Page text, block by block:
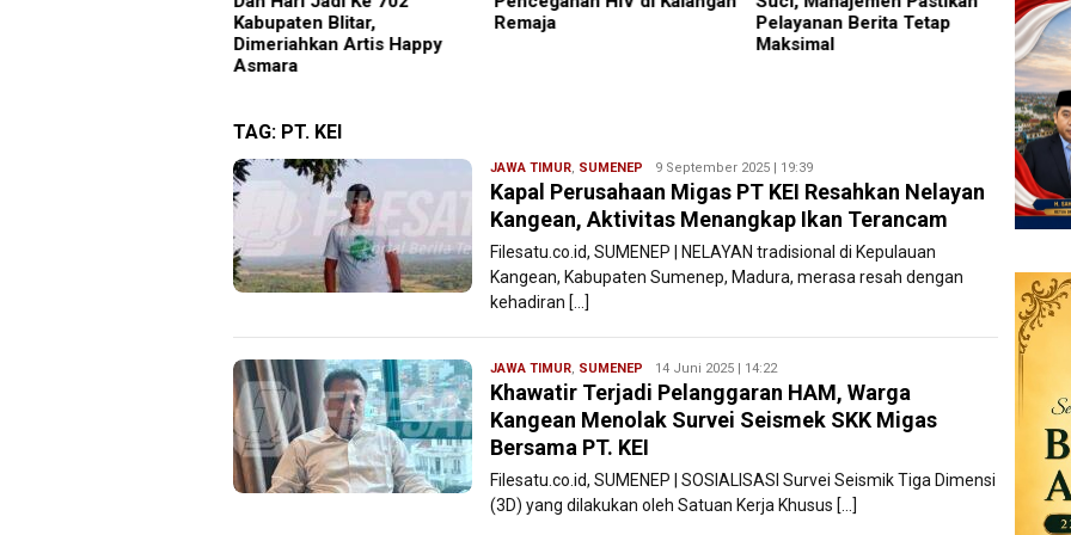
Remaja
Pelayanan Berita Tetap
TAG: PT. KEI
JAWA TIMUR, SUMENEP Ryan
Karawang
9 September 2025 | 19:39
Kapal Perusahaan Migas PT KEI Resahkan Nelayan
Kangean, Aktivitas Menangkap Ikan Terancam
Filesatu.co.id, SUMENEP | NELAYAN tradisional di Kepulauan
Kangean, Kabupaten Sumenep, Madura, merasa resah dengan
kehadiran […]
JAWA TIMUR, SUMENEP Ryan
Karawang
14 Juni 2025 | 14:22
Khawatir Terjadi Pelanggaran HAM, Warga
Kangean Menolak Survei Seismek SKK Migas
Bersama PT. KEI
Filesatu.co.id, SUMENEP | SOSIALISASI Survei Seismik Tiga Dimensi
(3D) yang dilakukan oleh Satuan Kerja Khusus […]